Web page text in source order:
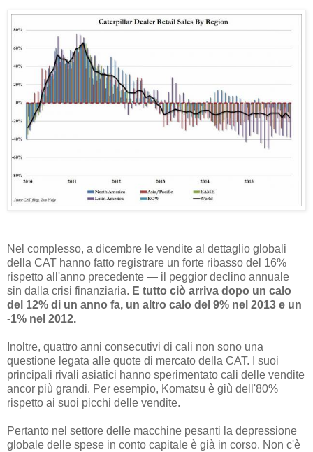
Nel complesso, a dicembre le vendite al dettaglio globali
della CAT hanno fatto registrare un forte ribasso del 16%
rispetto all'anno precedente — il peggior declino annuale
sin dalla crisi finanziaria. E tutto ciò arriva dopo un calo
del 12% di un anno fa, un altro calo del 9% nel 2013 e un
-1% nel 2012.
Inoltre, quattro anni consecutivi di cali non sono una
questione legata alle quote di mercato della CAT. I suoi
principali rivali asiatici hanno sperimentato cali delle vendite
ancor più grandi. Per esempio, Komatsu è giù dell'80%
rispetto ai suoi picchi delle vendite.
Pertanto nel settore delle macchine pesanti la depressione
globale delle spese in conto capitale è già in corso. Non c'è